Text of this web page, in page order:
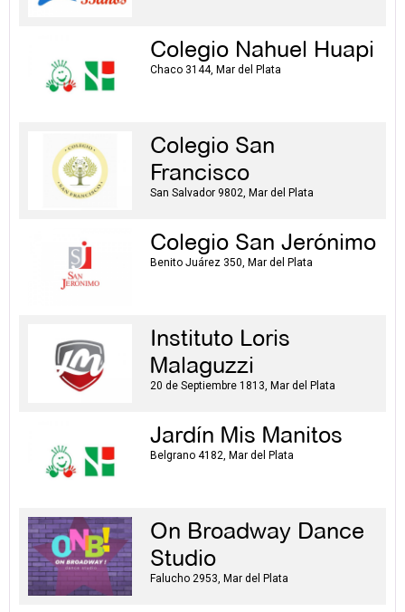
Colegio Nahuel Huapi
Chaco 3144, Mar del Plata
Colegio San
Francisco
San Salvador 9802, Mar del Plata
Colegio San Jerónimo
Benito Juárez 350, Mar del Plata
Instituto Loris
Malaguzzi
20 de Septiembre 1813, Mar del Plata
Jardín Mis Manitos
Belgrano 4182, Mar del Plata
On Broadway Dance
Studio
Falucho 2953, Mar del Plata